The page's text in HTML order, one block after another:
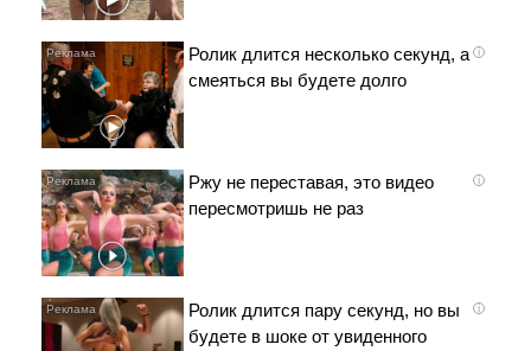
i
Ролик длится несколько секунд, а
смеяться вы будете долго
i
Ржу не переставая, это видео
пересмотришь не раз
i
Ролик длится пару секунд, но вы
будете в шоке от увиденного